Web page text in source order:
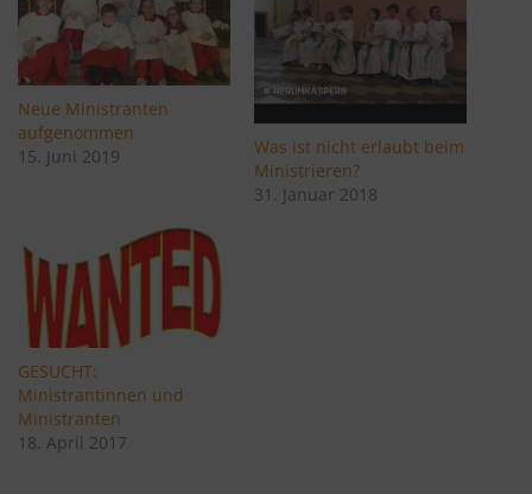
Neue Ministranten
aufgenommen
15. Juni 2019
Was ist nicht erlaubt beim
Ministrieren?
31. Januar 2018
GESUCHT:
Ministrantinnen und
Ministranten
18. April 2017